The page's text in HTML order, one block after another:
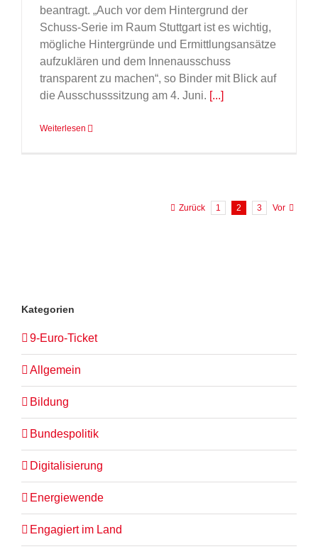
beantragt. „Auch vor dem Hintergrund der
Schuss-Serie im Raum Stuttgart ist es wichtig,
mögliche Hintergründe und Ermittlungsansätze
aufzuklären und dem Innenausschuss
transparent zu machen“, so Binder mit Blick auf
die Ausschusssitzung am 4. Juni. [...]
Weiterlesen
Zurück 1 2 3 Vor
Kategorien
9-Euro-Ticket
Allgemein
Bildung
Bundespolitik
Digitalisierung
Energiewende
Engagiert im Land